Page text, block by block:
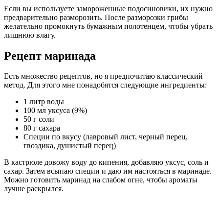
Если вы используете замороженные подосиновики, их нужно
предварительно разморозить. После разморозки грибы
желательно промокнуть бумажным полотенцем, чтобы убрать
лишнюю влагу.
Рецепт маринада
Есть множество рецептов, но я предпочитаю классический
метод. Для этого мне понадобятся следующие ингредиенты:
1 литр воды
100 мл уксуса (9%)
50 г соли
80 г сахара
Специи по вкусу (лавровый лист, черный перец,
гвоздика, душистый перец)
В кастрюле довожу воду до кипения, добавляю уксус, соль и
сахар. Затем всыпаю специи и даю им настояться в маринаде.
Можно готовить маринад на слабом огне, чтобы ароматы
лучше раскрылся.